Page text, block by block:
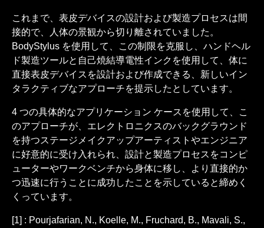
これまで、表皮デバイスの設計および製造プロセスは間
接的で、人体の景観から切り離されていました。
BodyStylus を使用して、この制限を克服し、ハンドヘル
ド製造ツールと自己焼結導電性インクを使用して、体に
直接表皮デバイスを設計および作成できる、新しいイン
タラクティブなアプローチを提示したとしています。
4 つの具体的なアプリケーション ケースを使用して、こ
のアプローチが、エレクトロニクスのバックグラウンド
を持つステージメイクアップアーティストやエンジニア
に好意的に受け入れられ、設計と製造プロセスをコンピ
ューターやワークベンチから身体に移し、より直接的か
つ迅速に行うことに成功したことを示していると締めく
くっています。
[1] : Pourjafarian, N., Koelle, M., Fruchard, B., Mavali, S.,